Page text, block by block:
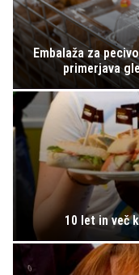
Embalaža za
primerjava
10 let in več